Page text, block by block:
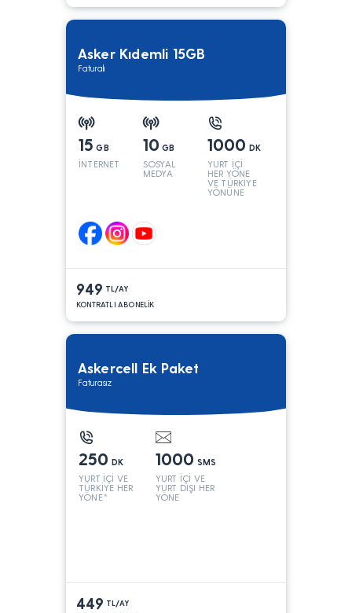
Asker Kıdemli 15GB
Faturalı
15 GB
İNTERNET
10 GB
SOSYAL
MEDYA
1000 DK
YURT İÇİ
HER YÖNE
VE TÜRKİYE
YÖNÜNE
949 TL/AY
KONTRATLI ABONELİK
Askercell Ek Paket
Faturasız
250 DK
YURT İÇİ VE
TÜRKİYE HER
YÖNE*
1000 SMS
YURT İÇİ VE
YURT DIŞI HER
YÖNE
449 TL/AY